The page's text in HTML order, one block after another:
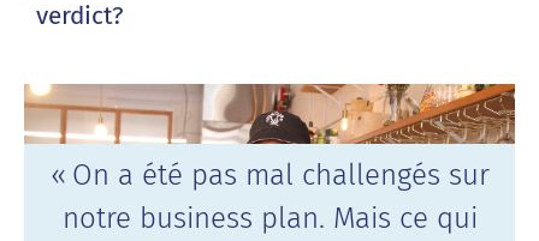
verdict?
« On a été pas mal challengés sur
notre business plan. Mais ce qui